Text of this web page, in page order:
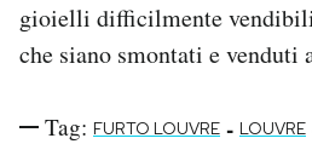
gioielli difficilmente
che siano smontati e venduti
Tag: FURTO LOUVRE - LOUVRE